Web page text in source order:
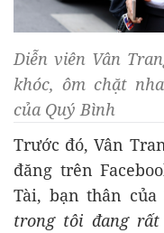
Diễn viên Vân
khóc, ôm chặt
của Quý Bình
Trước đó, Vân
đăng trên
Tài, bạn thân của
trong tôi đang